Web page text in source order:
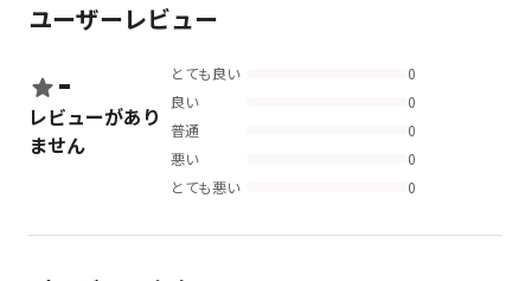
ユーザーレビュー
-
レビューがあり
ません
とても良い
0
良い
0
普通
0
悪い
0
とても悪い
0